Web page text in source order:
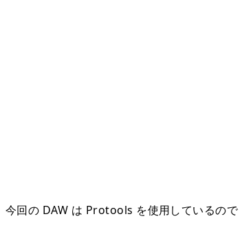
今回の DAW は Protools を使用しているので